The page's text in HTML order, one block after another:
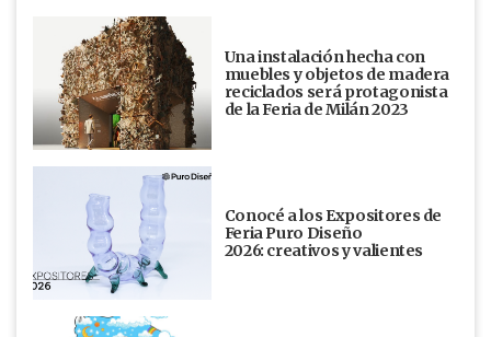
Una instalación hecha con
muebles y objetos de madera
reciclados será protagonista
de la Feria de Milán 2023
Conocé a los Expositores de
Feria Puro Diseño
2026: creativos y valientes